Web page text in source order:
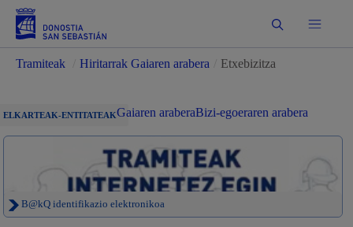
Bilatu
Tramiteak Hiritarrak Gaiaren arabera Etxebizitza
ELKARTEAK-ENTITATEAKGaiaren araberaBizi-egoeraren arabera
B@kQ identifikazio elektronikoa